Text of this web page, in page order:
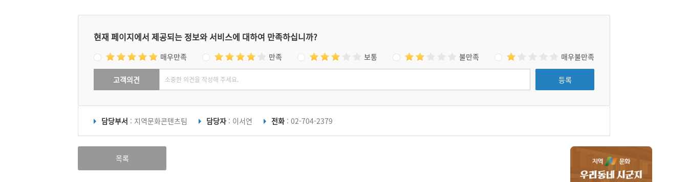
2018년 등록문화재가 되었다. 한옥 공소로는 전
국에서 다섯 번째다.
현재 페이지에서 제공되는 정보와 서비스에 대하여 만족하십니까?
매우만족 만족 보통 불만족 매우불만족
고객의견 등록
담당부서 : 지역문화콘텐츠팀 담당자 : 이서연 전화 : 02-704-2379
목록